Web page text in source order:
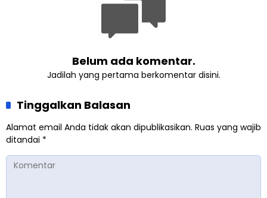
Belum ada komentar.
Jadilah yang pertama berkomentar disini.
Tinggalkan Balasan
Alamat email Anda tidak akan dipublikasikan. Ruas yang wajib
ditandai *